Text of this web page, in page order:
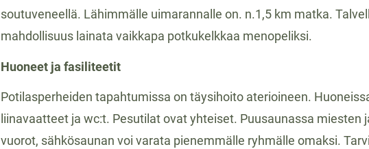
soutuveneellä. Lähimmälle uimarannalle on. n.1,5 km matka.
mahdollisuus lainata vaikkapa potkukelkkaa menopeliksi.
Huoneet ja fasiliteetit
Potilasperheiden tapahtumissa on täysihoito aterioineen.
liinavaatteet ja wc:t. Pesutilat ovat yhteiset. Puusaunassa miesten
vuorot, sähkösaunan voi varata pienemmälle ryhmälle omaksi.